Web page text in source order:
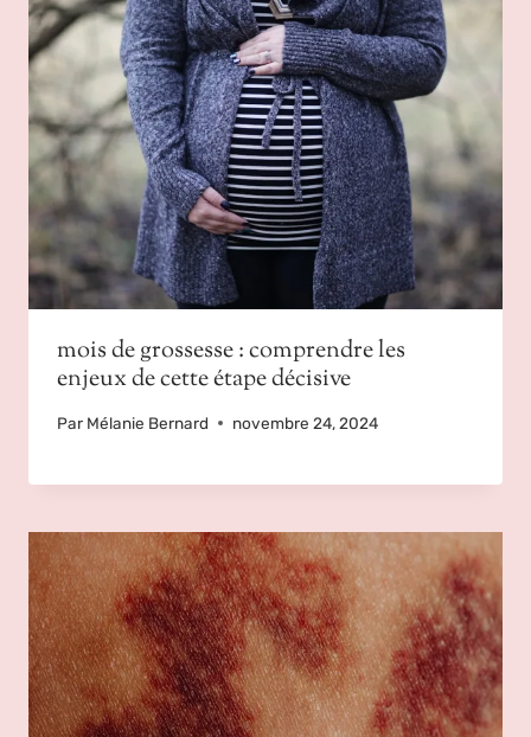
mois de grossesse : comprendre les
enjeux de cette étape décisive
Par Mélanie Bernard novembre 24, 2024